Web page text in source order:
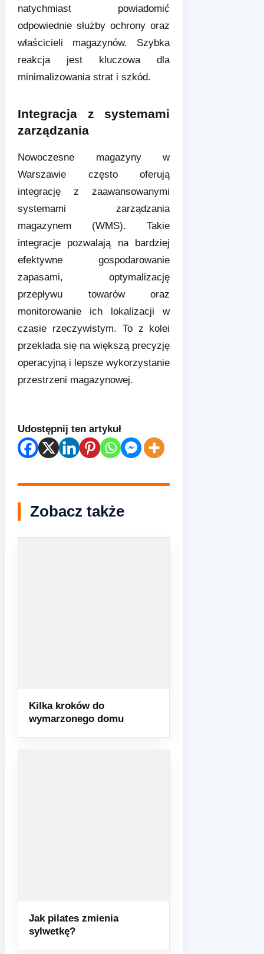
natychmiast powiadomić
odpowiednie służby ochrony oraz
właścicieli magazynów. Szybka
reakcja jest kluczowa dla
minimalizowania strat i szkód.
Integracja z systemami
zarządzania
Nowoczesne magazyny w
Warszawie często oferują
integrację z zaawansowanymi
systemami zarządzania
magazynem (WMS). Takie
integracje pozwalają na bardziej
efektywne gospodarowanie
zapasami, optymalizację
przepływu towarów oraz
monitorowanie ich lokalizacji w
czasie rzeczywistym. To z kolei
przekłada się na większą precyzję
operacyjną i lepsze wykorzystanie
przestrzeni magazynowej.
Udostępnij ten artykuł
Zobacz także
Kilka kroków do
wymarzonego domu
Jak pilates zmienia
sylwetkę?